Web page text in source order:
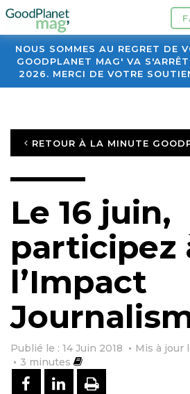
NOUS SOMMES AU REGRET DE
GOODPLANET MAG' VA
2026. MERCI DE VOTRE
RETOUR À LA MINUTE
Le 16 juin,
participez
l’Impact
Publié le : 14 Juin 2018
Mis à jour
3 minutes
PARTAGER SUR
PARTAGER
IMPRIMER